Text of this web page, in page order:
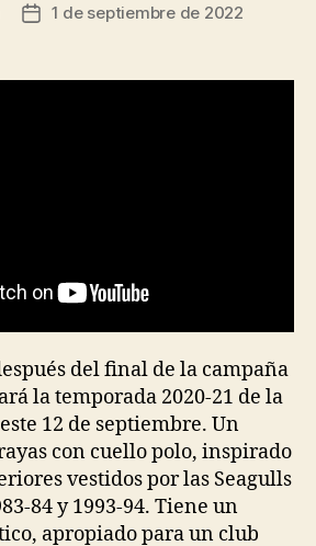
Fecha
entrada
1 de septiembre de 2022
del final de la campaña
la temporada 2020-21 de la
12 de septiembre. Un
con cuello polo, inspirado
vestidos por las Seagulls
84 y 1993-94. Tiene un
apropiado para un club